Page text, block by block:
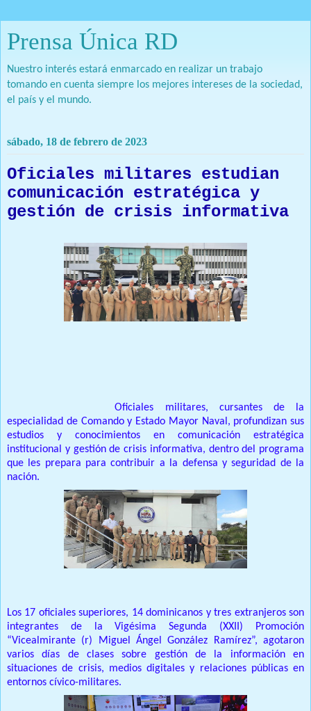
Prensa Única RD
Nuestro interés estará enmarcado en realizar un trabajo
tomando en cuenta siempre los mejores intereses de la sociedad,
el país y el mundo.
sábado, 18 de febrero de 2023
Oficiales militares estudian
comunicación estratégica y
gestión de crisis informativa
SANTO DOMINGO.-Oficiales militares, cursantes de la
especialidad de Comando y Estado Mayor Naval, profundizan sus
estudios y conocimientos en comunicación estratégica
institucional y gestión de crisis informativa, dentro del programa
que les prepara para contribuir a la defensa y seguridad de la
nación.
Los 17 oficiales superiores, 14 dominicanos y tres extranjeros son
integrantes de la Vigésima Segunda (XXII) Promoción
“Vicealmirante (r) Miguel Ángel González Ramírez”, agotaron
varios días de clases sobre gestión de la información en
situaciones de crisis, medios digitales y relaciones públicas en
entornos cívico-militares.